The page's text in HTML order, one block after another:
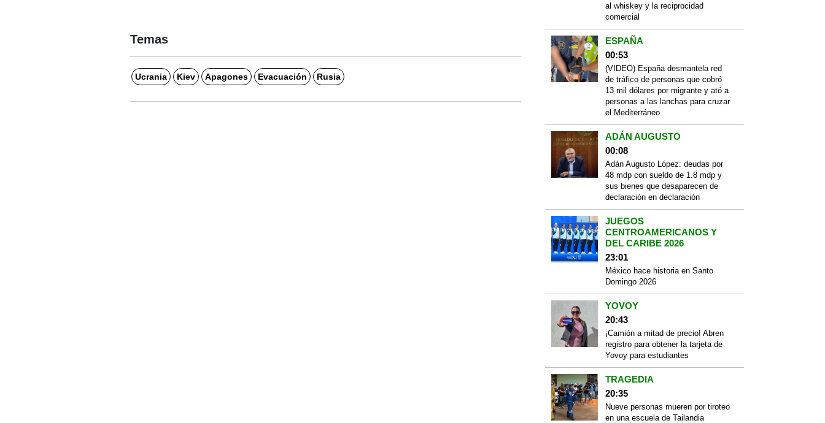
Temas
Ucrania Kiev Apagones Evacuación Rusia
al whiskey y la reciprocidad
comercial
ESPAÑA
00:53
(VIDEO) España desmantela red
de tráfico de personas que cobró
13 mil dólares por migrante y ató a
personas a las lanchas para cruzar
el Mediterráneo
ADÁN AUGUSTO
00:08
Adán Augusto López: deudas por
48 mdp con sueldo de 1.8 mdp y
sus bienes que desaparecen de
declaración en declaración
JUEGOS
CENTROAMERICANOS Y
DEL CARIBE 2026
23:01
México hace historia en Santo
Domingo 2026
YOVOY
20:43
¡Camión a mitad de precio! Abren
registro para obtener la tarjeta de
Yovoy para estudiantes
TRAGEDIA
20:35
Nueve personas mueren por tiroteo
en una escuela de Tailandia